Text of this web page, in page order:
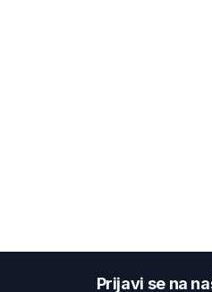
Prijavi se na